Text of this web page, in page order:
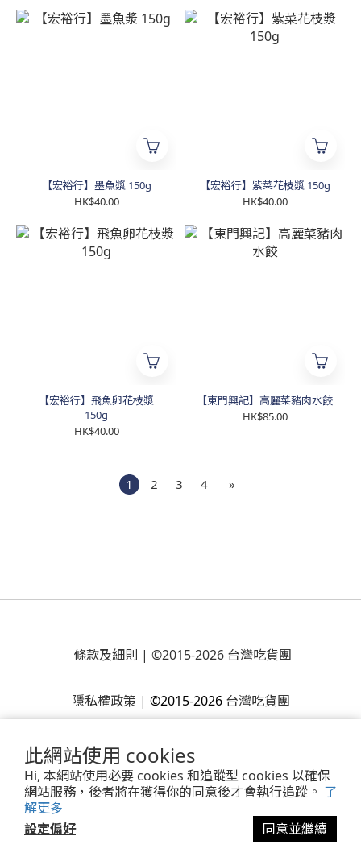
此網站使用 cookies
Hi, 本網站使用必要 cookies 和追蹤型 cookies 以確保
網站服務，後者將在獲得你的同意後才會執行追蹤。 了
解更多
設定偏好
同意並繼續
【宏裕行】墨魚漿 150g
HK$40.00
【宏裕行】紫菜花枝漿 150g
HK$40.00
【宏裕行】飛魚卵花枝漿
150g
HK$40.00
【東門興記】高麗菜豬肉水餃
HK$85.00
1 2 3 4 »
條款及細則 | ©2015-2026 台灣吃貨團
隱私權政策 | ©2015-2026台灣吃貨團
SHOPLINE Payments